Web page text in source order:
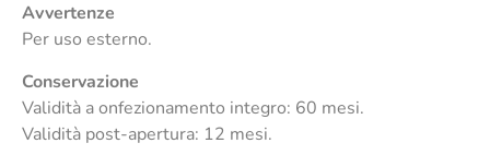
Avvertenze
Per uso esterno.
Conservazione
Validità a onfezionamento integro: 60 mesi.
Validità post-apertura: 12 mesi.